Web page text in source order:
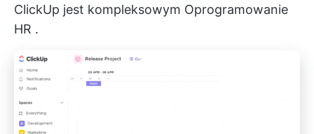
ClickUp jest kompleksowym Oprogramowanie
HR .